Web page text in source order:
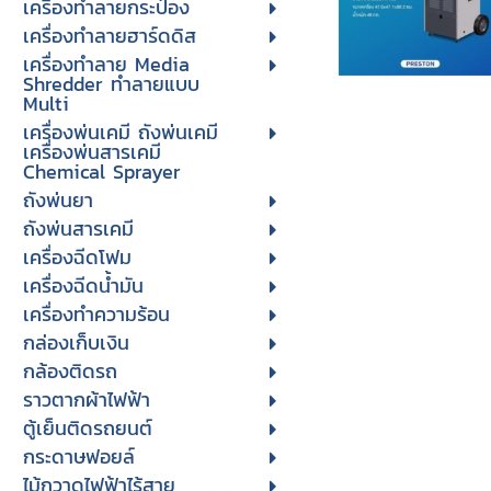
เครื่องทำลายกระป๋อง
เครื่องทำลายฮาร์ดดิส
เครื่องทำลาย Media
Shredder ทำลายแบบ
Multi
เครื่องพ่นเคมี ถังพ่นเคมี
เครื่องพ่นสารเคมี
Chemical Sprayer
ถังพ่นยา
ถังพ่นสารเคมี
เครื่องฉีดโฟม
เครื่องฉีดน้ำมัน
เครื่องทำความร้อน
กล่องเก็บเงิน
กล้องติดรถ
ราวตากผ้าไฟฟ้า
ตู้เย็นติดรถยนต์
กระดาษฟอยล์
ไม้กวาดไฟฟ้าไร้สาย